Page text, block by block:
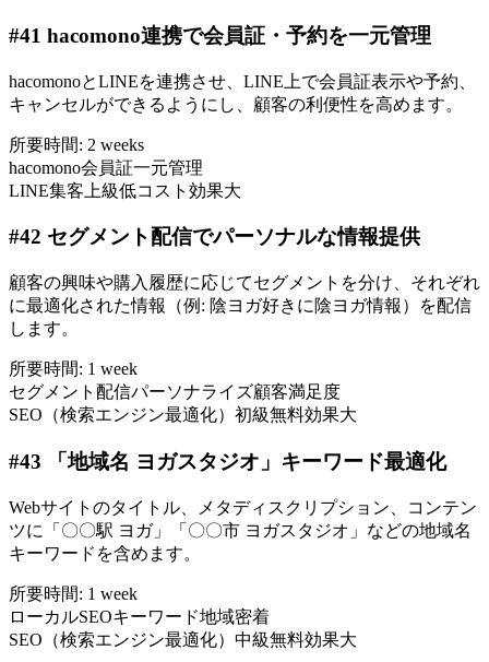
#41 hacomono連携で会員証・予約を一元管理
hacomonoとLINEを連携させ、LINE上で会員証表示や予約、
キャンセルができるようにし、顧客の利便性を高めます。
所要時間: 2 weeks
hacomono会員証一元管理
LINE集客 上級低コスト 効果大
#42 セグメント配信でパーソナルな情報提供
顧客の興味や購入履歴に応じてセグメントを分け、それぞれ
に最適化された情報（例: 陰ヨガ好きに陰ヨガ情報）を配信
します。
所要時間: 1 week
セグメント配信パーソナライズ顧客満足度
SEO（検索エンジン最適化） 初級無料効果大
#43 「地域名 ヨガスタジオ」キーワード最適化
Webサイトのタイトル、メタディスクリプション、コンテン
ツに「〇〇駅 ヨガ」「〇〇市 ヨガスタジオ」などの地域名
キーワードを含めます。
所要時間: 1 week
ローカルSEOキーワード地域密着
SEO（検索エンジン最適化） 中級無料効果大